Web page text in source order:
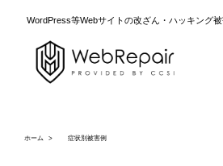
WordPress等Webサイトの改ざん・ハッキング
ホーム 症状別被害例